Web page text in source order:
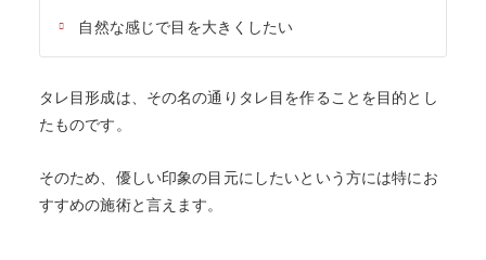
自然な感じで目を大きくしたい
タレ目形成は、その名の通りタレ目を作ることを目的とし
たものです。
そのため、優しい印象の目元にしたいという方には特にお
すすめの施術と言えます。